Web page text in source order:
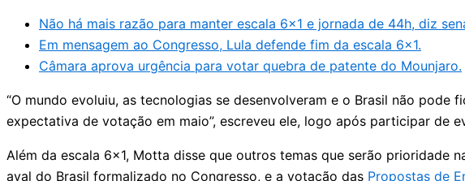
Não há mais razão para manter escala 6×1 e jornada de 44h, diz
Em mensagem ao Congresso, Lula defende fim da escala 6×1.
Câmara aprova urgência para votar quebra de patente do Mounjaro.
“O mundo evoluiu, as tecnologias se desenvolveram e o Brasil não
expectativa de votação em maio”, escreveu ele, logo após participar de
Além da escala 6×1, Motta disse que outros temas que serão prioridade
aval do Brasil formalizado no Congresso, e a votação das Propostas de